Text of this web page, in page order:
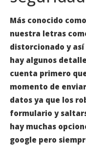
Más conocido
nuestra letras
distorcionado y
hay algunos
cuenta primero
momento de
datos ya que los
formulario y
hay muchas
google pero